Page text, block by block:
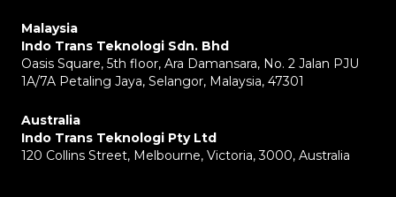
Malaysia
Indo Trans Teknologi Sdn. Bhd
Oasis Square, 5th floor, Ara Damansara, No. 2 Jalan PJU
1A/7A Petaling Jaya, Selangor, Malaysia, 47301
Australia
Indo Trans Teknologi Pty Ltd
120 Collins Street, Melbourne, Victoria, 3000, Australia